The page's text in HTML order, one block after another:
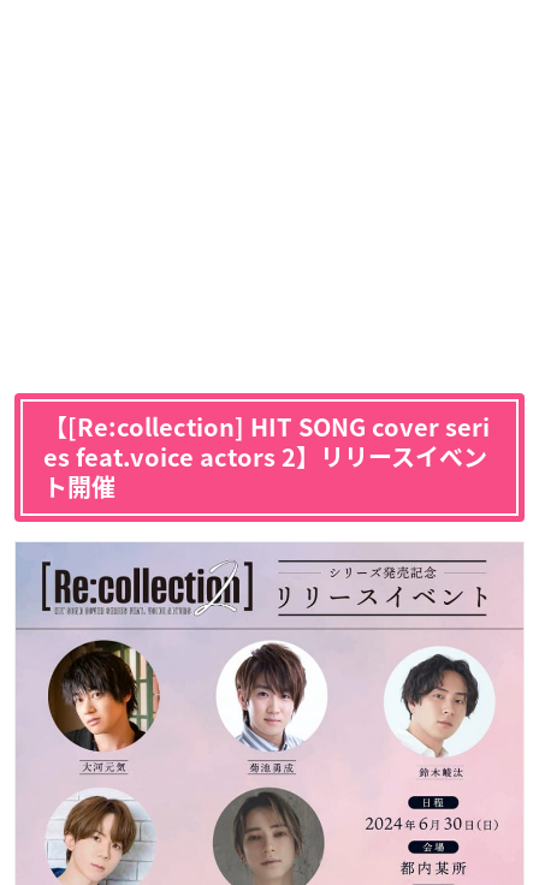
【[Re:collection] HIT SONG cover seri
es feat.voice actors 2】リリースイベン
ト開催